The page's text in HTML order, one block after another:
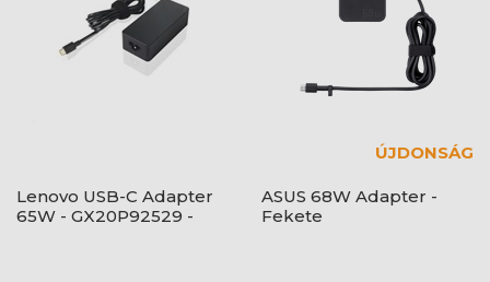
Lenovo USB-C Adapter
65W - GX20P92529 -
ÚJDONSÁG
ASUS 68W Adapter -
Fekete